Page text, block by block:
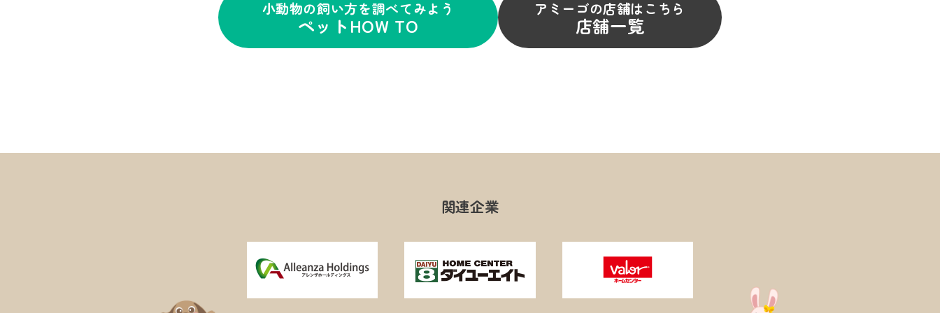
小動物の飼い方を調べてみよう
ペットHOW TO
アミーゴの店舗はこちら
店舗一覧
関連企業